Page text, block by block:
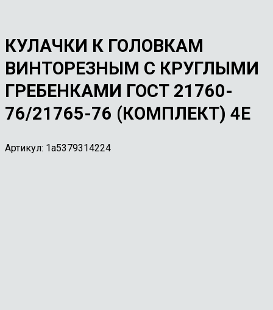
КУЛАЧКИ К ГОЛОВКАМ
ВИНТОРЕЗНЫМ С КРУГЛЫМИ
ГРЕБЕНКАМИ ГОСТ 21760-
76/21765-76 (КОМПЛЕКТ) 4Е
Артикул: 1a5379314224